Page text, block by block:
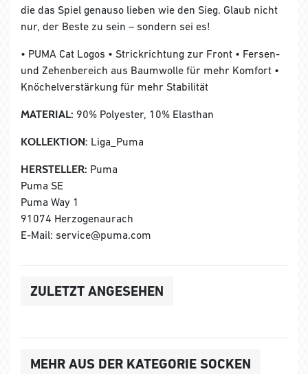
die das Spiel genauso lieben wie den Sieg. Glaub nicht
nur, der Beste zu sein – sondern sei es!
• PUMA Cat Logos • Strickrichtung zur Front • Fersen-
und Zehenbereich aus Baumwolle für mehr Komfort •
Knöchelverstärkung für mehr Stabilität
MATERIAL: 90% Polyester, 10% Elasthan
KOLLEKTION: Liga_Puma
HERSTELLER: Puma
Puma SE
Puma Way 1
91074 Herzogenaurach
E-Mail: service@puma.com
ZULETZT ANGESEHEN
MEHR AUS DER KATEGORIE SOCKEN